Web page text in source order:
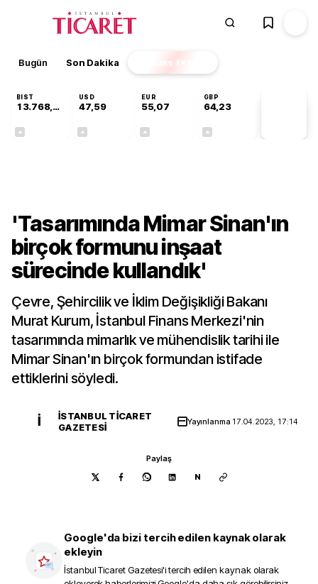
Bugün Son Dakika Finans EKSTRA
BIST
13.768,80
USD
47,59
EUR
55,07
GBP
64,23
'Tasarımında Mimar Sinan'ın
birçok formunu inşaat
sürecinde kullandık'
Çevre, Şehircilik ve İklim Değişikliği Bakanı
Murat Kurum, İstanbul Finans Merkezi'nin
tasarımında mimarlık ve mühendislik tarihi ile
Mimar Sinan'ın birçok formundan istifade
ettiklerini söyledi.
İ
İSTANBUL TICARET
GAZETESI
Yayınlanma 17.04.2023, 17:14
Paylaş
N
Google'da bizi tercih edilen kaynak olarak
ekleyin
İstanbul Ticaret Gazetesi'i tercih edilen kaynak olarak